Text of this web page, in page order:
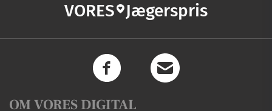
VORES Jægerspris
OM VORES DIGITAL